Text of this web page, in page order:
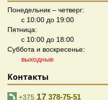
Понедельник – четверг:
с 10:00 до 19:00
Пятница:
с 10:00 до 18:00
Суббота и воскресенье:
выходные
Контакты
+375 17 378-75-51